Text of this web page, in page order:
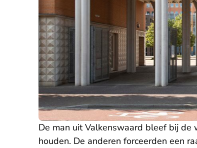
De man uit Valkenswaard bleef bij
houden. De anderen forceerden een